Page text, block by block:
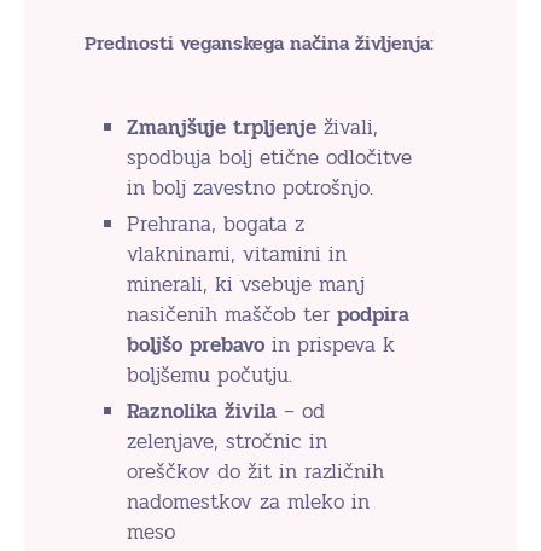
Prednosti veganskega načina življenja:
Zmanjšuje trpljenje živali,
spodbuja bolj etične odločitve
in bolj zavestno potrošnjo.
Prehrana, bogata z
vlakninami, vitamini in
minerali, ki vsebuje manj
nasičenih maščob ter podpira
boljšo prebavo in prispeva k
boljšemu počutju.
Raznolika živila – od
zelenjave, stročnic in
oreščkov do žit in različnih
nadomestkov za mleko in
meso